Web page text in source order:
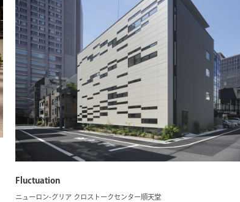
Fluctuation
ニューロン-グリア クロストークセンター順天堂